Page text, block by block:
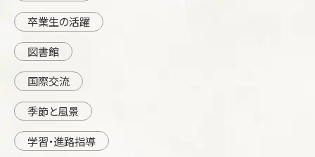
卒業生の活躍
図書館
国際交流
季節と風景
学習・進路指導